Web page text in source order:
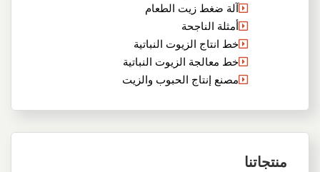
آلة ضغط زيت الطعام
أمثلة الناجحة
خط انتاج الزيوت النباتية
خط معالجة الزيوت النباتية
مصنع إنتاج الحبوب والزيت
منتجاتنا